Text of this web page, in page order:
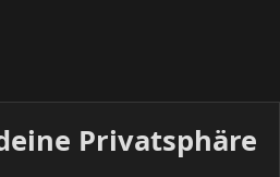
Privatsphäre